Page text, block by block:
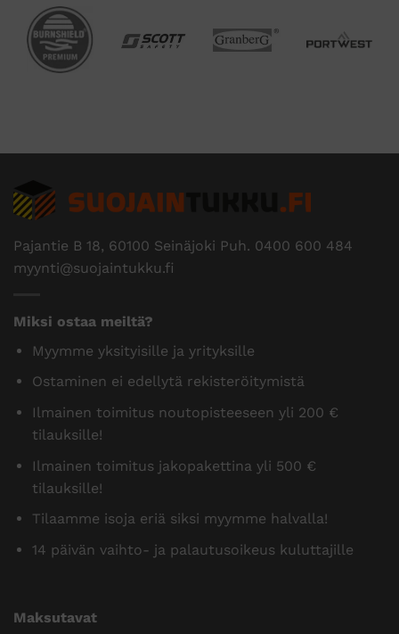
Pajantie B 18, 60100 Seinäjoki Puh. 0400 600 484
myynti@suojaintukku.fi
Miksi ostaa meiltä?
Myymme yksityisille ja yrityksille
Ostaminen ei edellytä rekisteröitymistä
Ilmainen toimitus noutopisteeseen yli 200 €
tilauksille!
Ilmainen toimitus jakopakettina yli 500 €
tilauksille!
Tilaamme isoja eriä siksi myymme halvalla!
14 päivän vaihto- ja palautusoikeus kuluttajille
Maksutavat